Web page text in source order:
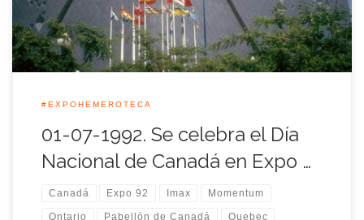
de Vancouver, había diseñado […]
#EXPOHEMEROTECA
01-07-1992. Se celebra el Día
Nacional de Canadá en Expo …
Canadá Expo 92 Imax Momentum
Ontario Pabellón de Canadá Quebec